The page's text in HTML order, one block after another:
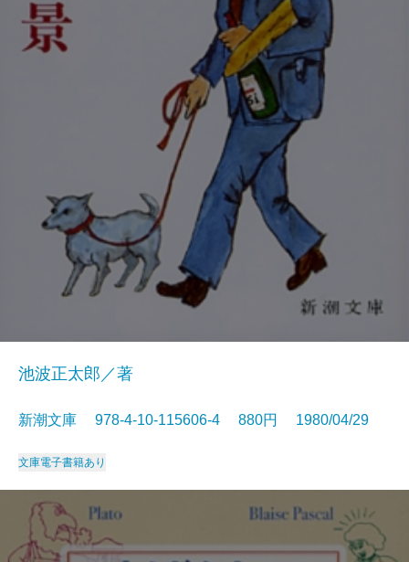
池波正太郎／著
新潮文庫 978-4-10-115606-4 880円 1980/04/29
文庫電子書籍あり